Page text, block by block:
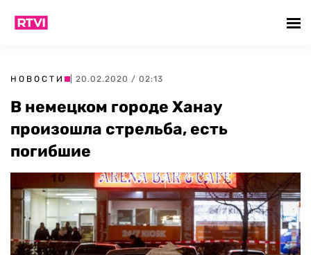
НОВОСТИ | 20.02.2020 / 02:13
В немецком городе Ханау
произошла стрельба, есть
погибшие